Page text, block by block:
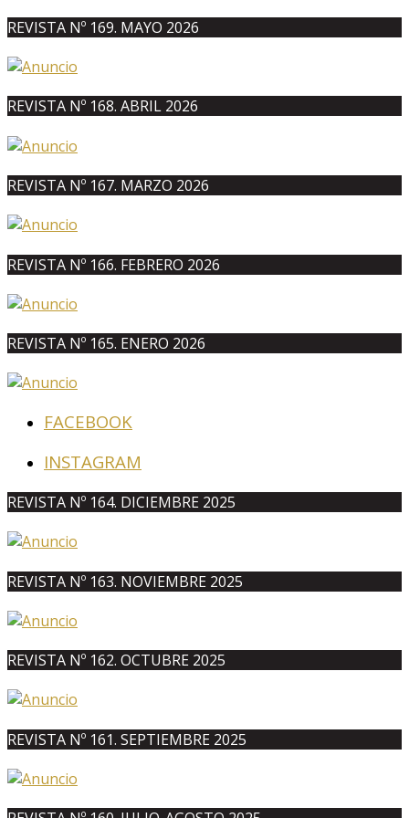
REVISTA Nº 169. MAYO 2026
REVISTA Nº 168. ABRIL 2026
REVISTA Nº 167. MARZO 2026
REVISTA Nº 166. FEBRERO 2026
REVISTA Nº 165. ENERO 2026
FACEBOOK
INSTAGRAM
REVISTA Nº 164. DICIEMBRE 2025
REVISTA Nº 163. NOVIEMBRE 2025
REVISTA Nº 162. OCTUBRE 2025
REVISTA Nº 161. SEPTIEMBRE 2025